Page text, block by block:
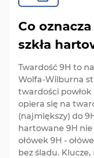
Co
szkła
Twardość 9H to
Wolfa-Wilburna
twardości powłok
opiera się na
(najmiększy) do
hartowane 9H
ołówek 9H -
bez śladu.